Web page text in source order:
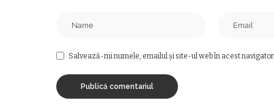
Salvează-mi numele, emailul și site-ul web în acest